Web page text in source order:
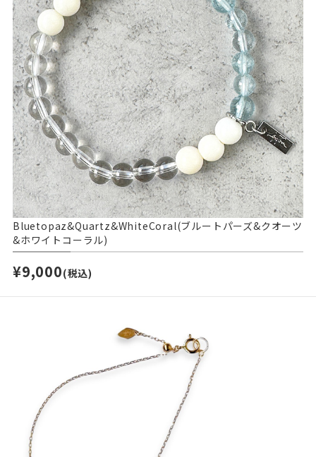
Bluetopaz&Quartz&WhiteCoral(ブルートパーズ&クオーツ
&ホワイトコーラル)
¥9,000(税込)